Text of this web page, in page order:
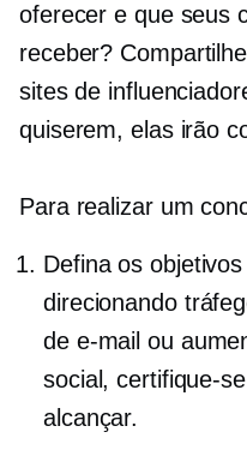
oferecer e que seus
receber?
sites de
quiserem, elas irão
Para realizar um
Defina os
direcionando
de e-mail ou
social, certifique-
alcançar.